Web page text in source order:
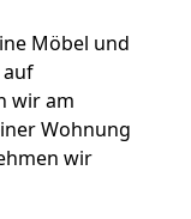
Möbel und
auf
wir am
Wohnung
wir